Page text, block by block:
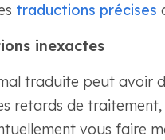
traductions précises
inexactes
traduite peut avoir
retards de
vous faire